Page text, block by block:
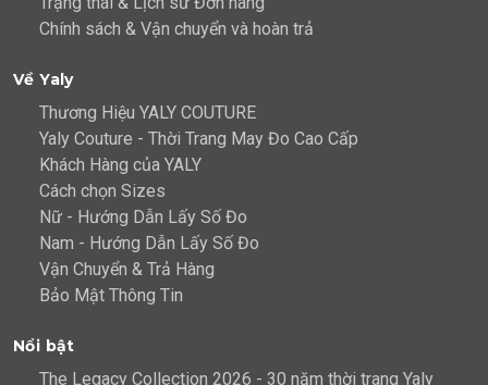
Chính sách & Vận chuyển và hoàn trả
Về Yaly
Thương Hiệu YALY COUTURE
Yaly Couture - Thời Trang May Đo Cao Cấp
Khách Hàng của YALY
Cách chọn Sizes
Nữ - Hướng Dẫn Lấy Số Đo
Nam - Hướng Dẫn Lấy Số Đo
Vận Chuyển & Trả Hàng
Bảo Mật Thông Tin
Nổi bật
The Legacy Collection 2026 - 30 năm thời trang Yaly